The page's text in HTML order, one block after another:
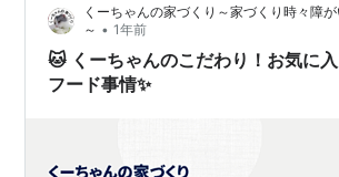
オーヤマの深型トイレを使っています👇
くーちゃんの家づくり～家づくり時々障
～ • 1年前
🐱 くーちゃんのこだわり！お気に
フード事情✨